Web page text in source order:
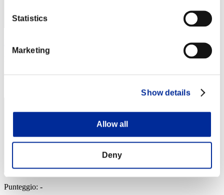
Statistics
Marketing
Show details
Allow all
Deny
Posizione
Punteggio: -